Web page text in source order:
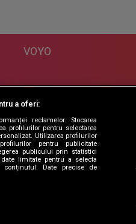
VOYO
Contact
a oferi:
reclamelor. Stocarea
profilurilor pentru selectarea
Utilizarea profilurilor
pentru publicitate
publicului prin statistici
limitate pentru a selecta
conținutul. Date precise de